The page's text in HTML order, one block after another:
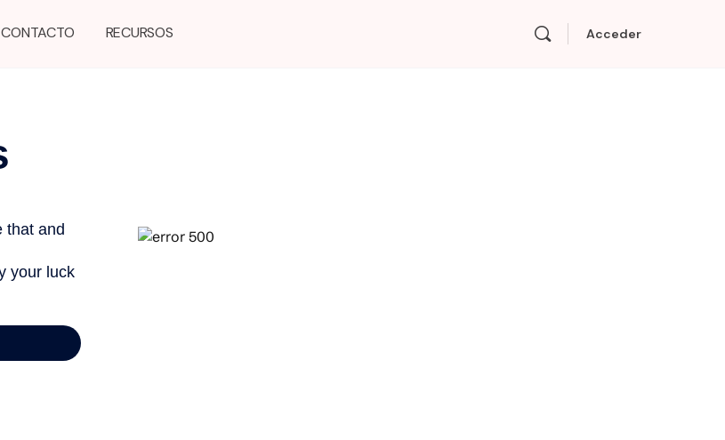
CONTACTO RECURSOS Acceder